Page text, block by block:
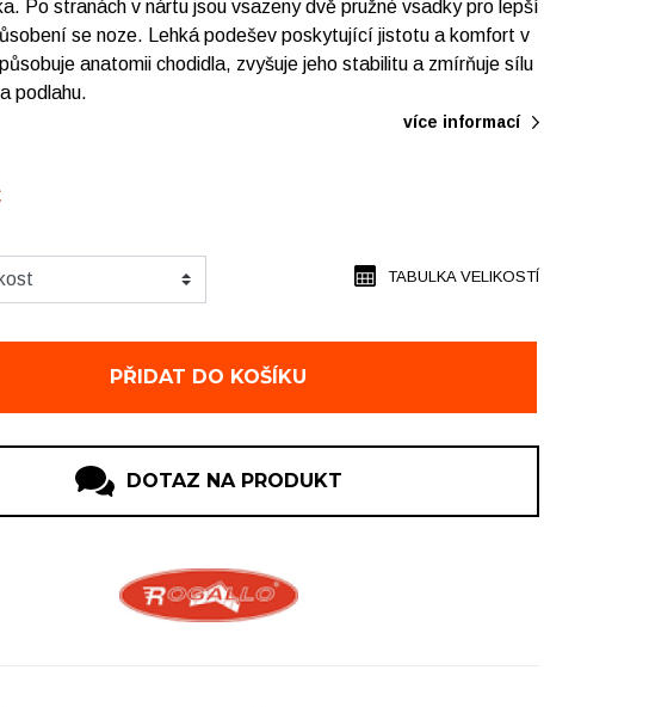
Po stranách v nártu jsou vsazeny dvě pružné vsadky pro lepší
se noze. Lehká podešev poskytující jistotu a komfort v
anatomii chodidla, zvyšuje jeho stabilitu a zmírňuje sílu
podlahu.
více informací
PŘIDAT DO KOŠÍKU
TABULKA VELIKOSTÍ
DOTAZ NA PRODUKT